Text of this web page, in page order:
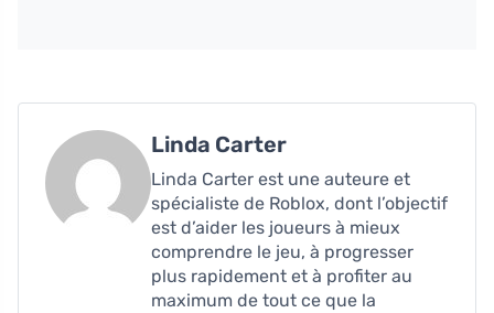
Linda Carter
Linda Carter est une auteure et
spécialiste de Roblox, dont l’objectif
est d’aider les joueurs à mieux
comprendre le jeu, à progresser
plus rapidement et à profiter au
maximum de tout ce que la